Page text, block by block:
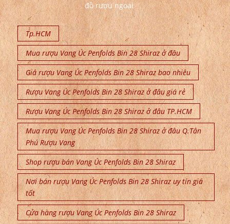
đồ rượu ngoại
Tp.HCM
Mua rượu Vang Úc Penfolds Bin 28 Shiraz ở đâu
Giá rượu Vang Úc Penfolds Bin 28 Shiraz bao nhiêu
Rượu Vang Úc Penfolds Bin 28 Shiraz ở đâu giá rẻ
Rượu Vang Úc Penfolds Bin 28 Shiraz ở đâu TP.HCM
Mua rượu Vang Úc Penfolds Bin 28 Shiraz ở đâu Q.Tân
Phú Rượu Vang
Shop rượu bán Vang Úc Penfolds Bin 28 Shiraz
Nơi bán rượu Vang Úc Penfolds Bin 28 Shiraz uy tín giá
tốt
Cửa hàng rượu Vang Úc Penfolds Bin 28 Shiraz